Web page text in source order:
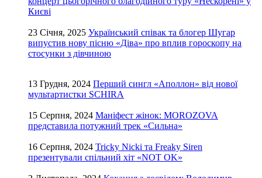
Києві
23 Січня, 2025 Український співак та блогер Шугар
випустив нову пісню «Діва» про вплив гороскопу на
стосунки з дівчиною
13 Грудня, 2024 Перший сингл «Аполлон» від нової
мультартистки SCHIRA
15 Серпня, 2024 Маніфест жінок: MOROZOVA
представила потужний трек «Сильна»
16 Серпня, 2024 Tricky Nicki та Freaky Siren
презентували спільний хіт «NOT OK»